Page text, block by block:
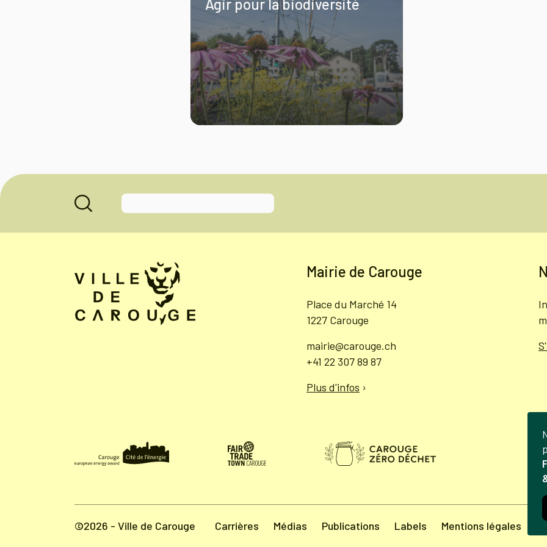
Agir pour la biodiversité
Mairie de Carouge
Place du Marché 14
1227 Carouge
mairie@carouge.ch
+41 22 307 89 87
Plus d'infos ›
©2026 - Ville de Carouge Carrières Médias Publications Labels Mentions légales